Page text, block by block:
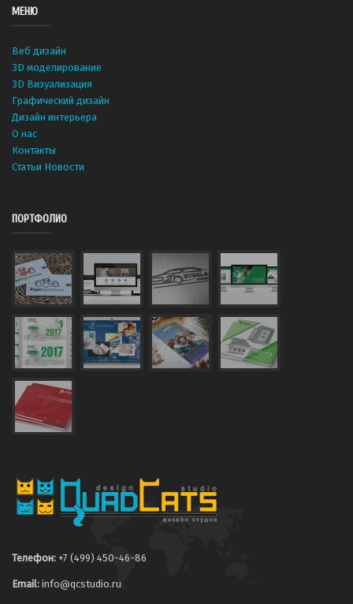
МЕНЮ
Веб дизайн
3D моделирование
3D Визуализация
Графический дизайн
Дизайн интерьера
О нас
Контакты
Статьи Новости
ПОРТФОЛИО
Телефон: +7 (499) 450-46-86
Email: info@qcstudio.ru